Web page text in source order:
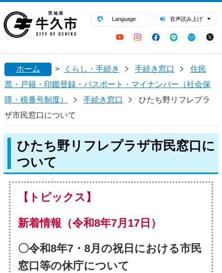
Language 音声読み上げ
YouTubeInstagram
Facebook
LINE Mail
閉じる
ホーム > くらし・手続き 手続き窓口
住民
票・戸籍・印鑑登録・パスポート・マイナンバー（社会保
障・税番号制度）
手続き窓口
ひたち野リフレプラ
ザ市民窓口について
ひたち野リフレプラザ市民窓口に
ついて
【トピックス】
新着情報（令和8年7月17日）
〇令和8年7・8月の祝日 における市民
窓口等の休庁について